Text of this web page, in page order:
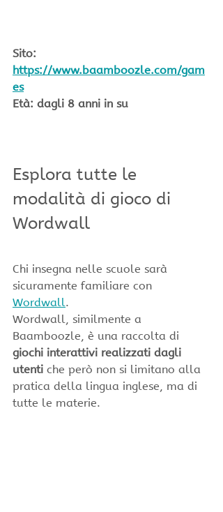
Sito:
https://www.baamboozle.com/gam
es
Età: dagli 8 anni in su
Esplora tutte le
modalità di gioco di
Wordwall
Chi insegna nelle scuole sarà
sicuramente familiare con
Wordwall .
Wordwall, similmente a
Baamboozle, è una raccolta di
giochi interattivi realizzati dagli
utenti che però non si limitano alla
pratica della lingua inglese, ma di
tutte le materie.